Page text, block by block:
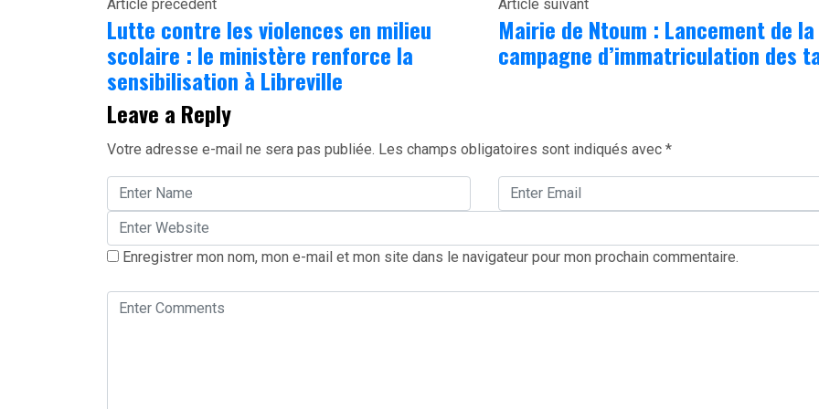
Partager
Article précédent
Lutte contre les violences en milieu
scolaire : le ministère renforce la
sensibilisation à Libreville
Article suivant
Mairie de Ntoum : Lancement de la
campagne d’immatriculation des
Leave a Reply
Votre adresse e-mail ne sera pas publiée. Les champs obligatoires sont indiqués avec *
Enregistrer mon nom, mon e-mail et mon site dans le navigateur pour mon prochain commentaire.